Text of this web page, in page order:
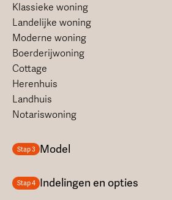
Klassieke woning
Landelijke woning
Moderne woning
Boerderijwoning
Cottage
Herenhuis
Landhuis
Notariswoning
Stap 3 Model
Stap 4 Indelingen en opties